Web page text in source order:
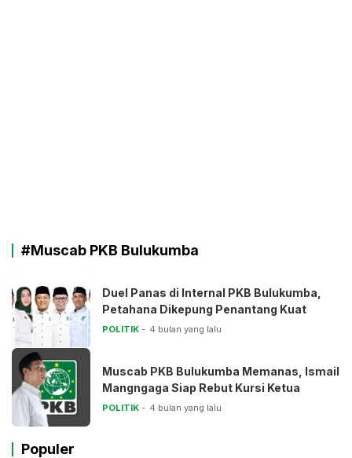
#Muscab PKB Bulukumba
Duel Panas di Internal PKB Bulukumba,
Petahana Dikepung Penantang Kuat
POLITIK 4 bulan yang lalu
Muscab PKB Bulukumba Memanas, Ismail
Mangngaga Siap Rebut Kursi Ketua
POLITIK 4 bulan yang lalu
Populer